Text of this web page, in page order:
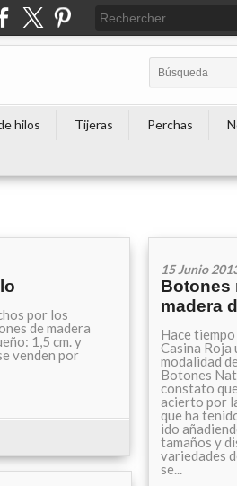
hilos Tijeras Perchas
por los
de madera
1,5 cm. y
venden por
15 Junio
Botones
madera
Hace
Casina Roja
modalidad
Botones
constato
acierto por
que ha
ido
tamaños y
variedades
se...